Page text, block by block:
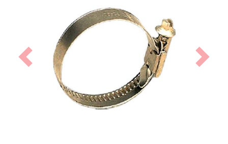
Predchádzajúci Ďalší